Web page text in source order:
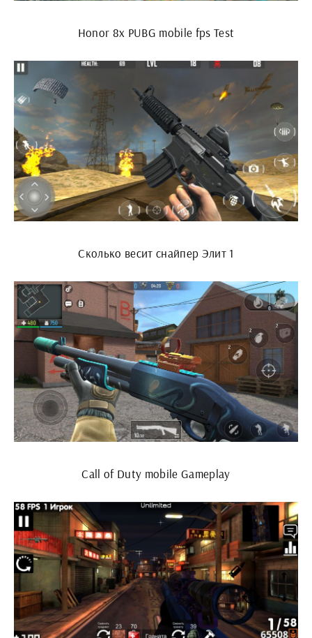
Honor 8x PUBG mobile fps Test
Сколько весит снайпер Элит 1
Call of Duty mobile Gameplay